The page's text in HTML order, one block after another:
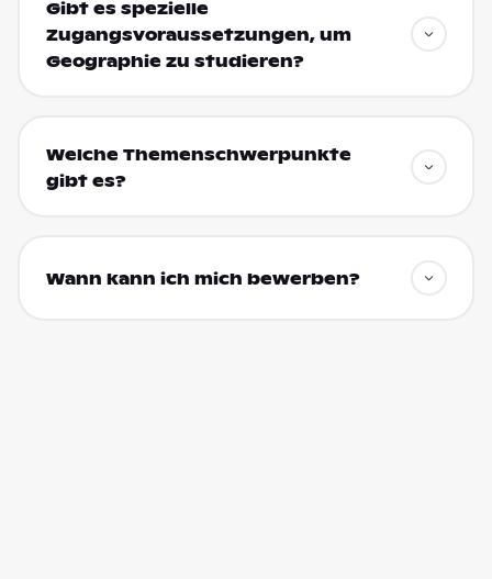
Gibt es spezielle
Zugangsvoraussetzungen, um
Geographie zu studieren?
Welche Themenschwerpunkte
gibt es?
Wann kann ich mich bewerben?